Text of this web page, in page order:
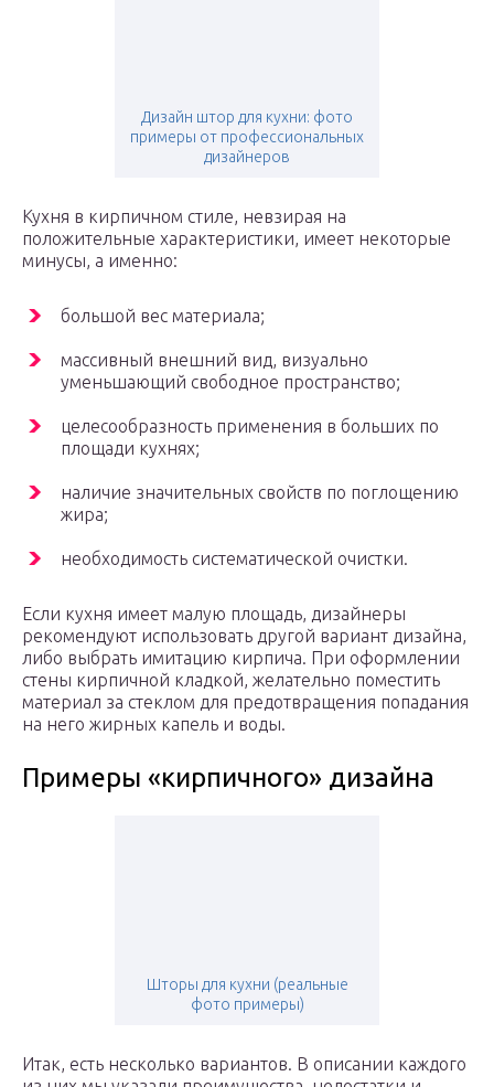
Дизайн штор для кухни: фото
примеры от профессиональных
дизайнеров
Кухня в кирпичном стиле, невзирая на
положительные характеристики, имеет некоторые
минусы, а именно:
большой вес материала;
массивный внешний вид, визуально
уменьшающий свободное пространство;
целесообразность применения в больших по
площади кухнях;
наличие значительных свойств по поглощению
жира;
необходимость систематической очистки.
Если кухня имеет малую площадь, дизайнеры
рекомендуют использовать другой вариант дизайна,
либо выбрать имитацию кирпича. При оформлении
стены кирпичной кладкой, желательно поместить
материал за стеклом для предотвращения попадания
на него жирных капель и воды.
Примеры «кирпичного» дизайна
Шторы для кухни (реальные
фото примеры)
Итак, есть несколько вариантов. В описании каждого